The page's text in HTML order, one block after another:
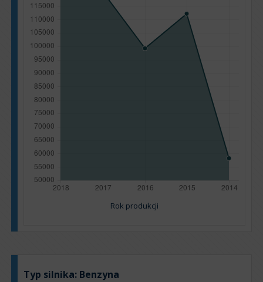
Rok produkcji
Typ silnika: Benzyna